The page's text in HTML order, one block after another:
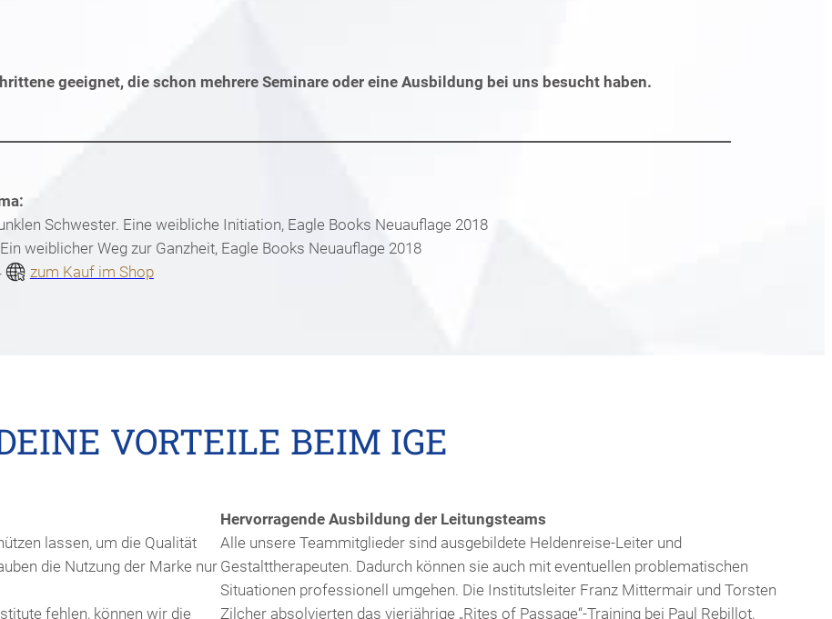
geeignet, die schon mehrere Seminare oder eine Ausbildung bei uns besucht haben.
Schwester. Eine weibliche Initiation, Eagle Books Neuauflage 2018
weiblicher Weg zur Ganzheit, Eagle Books Neuauflage 2018
zum Kauf im Shop
VORTEILE BEIM IGE
lassen, um die Qualität
die Nutzung der Marke nur
fehlen, können wir die
Hervorragende Ausbildung der Leitungsteams
Alle unsere Teammitglieder sind ausgebildete Heldenreise-Leiter und
Gestalttherapeuten. Dadurch können sie auch mit eventuellen problematischen
Situationen professionell umgehen. Die Institutsleiter Franz Mittermair und Torsten
Zilcher absolvierten das vierjährige „Rites of Passage“-Training bei Paul Rebillot,